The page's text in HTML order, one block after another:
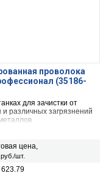
проволока
(35186-
для зачистки от
различных загрязнений
цена,
руб./шт.
623.79